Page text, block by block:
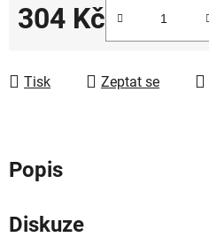
304 Kč
Tisk Zeptat se
Popis
Diskuze